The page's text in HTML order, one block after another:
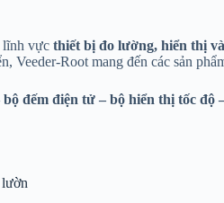
lĩnh vực thiết bị đo lường, hiển thị
Veeder-Root mang đến các sản
bộ đếm điện tử – bộ hiển thị tốc
lườn